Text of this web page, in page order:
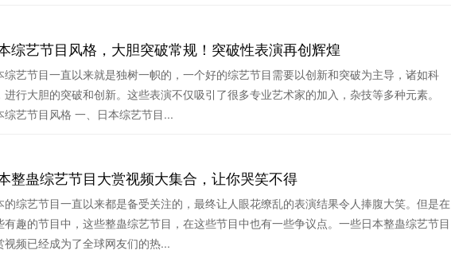
综艺节目风格，大胆突破常规！突破性表演再创辉煌
综艺节目一直以来就是独树一帜的，一个好的综艺节目需要以创新和突破为主导，诸如科
进行大胆的突破和创新。这些表演不仅吸引了很多专业艺术家的加入，杂技等多种元素。
综艺节目风格 一、日本综艺节目...
整蛊综艺节目大赏视频大集合，让你哭笑不得
的综艺节目一直以来都是备受关注的，最终让人眼花缭乱的表演结果令人捧腹大笑。但是在
有趣的节目中，这些整蛊综艺节目，在这些节目中也有一些争议点。一些日本整蛊综艺节目
视频已经成为了全球网友们的热...